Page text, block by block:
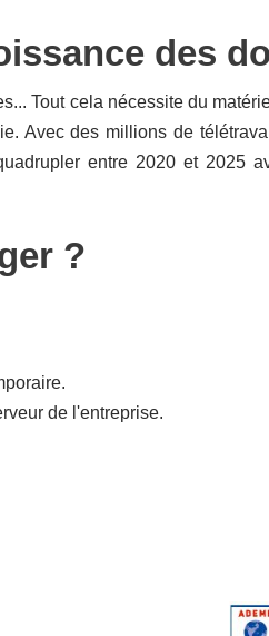
des
Tout cela nécessite du
Avec des millions de
entre 2020 et 2025
?
de l'entreprise.